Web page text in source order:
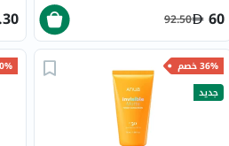
60
92.50
36% خصم
جديد
40%